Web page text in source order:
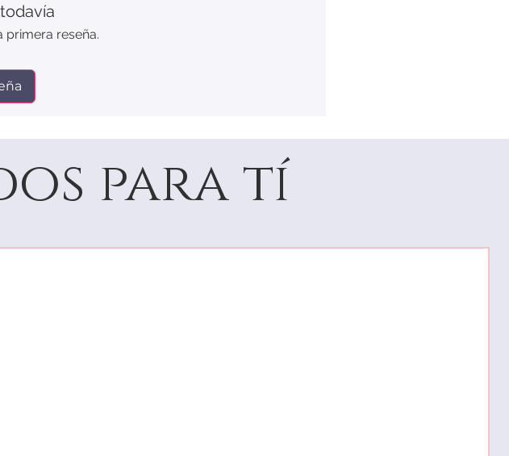
primera reseña.
para tí